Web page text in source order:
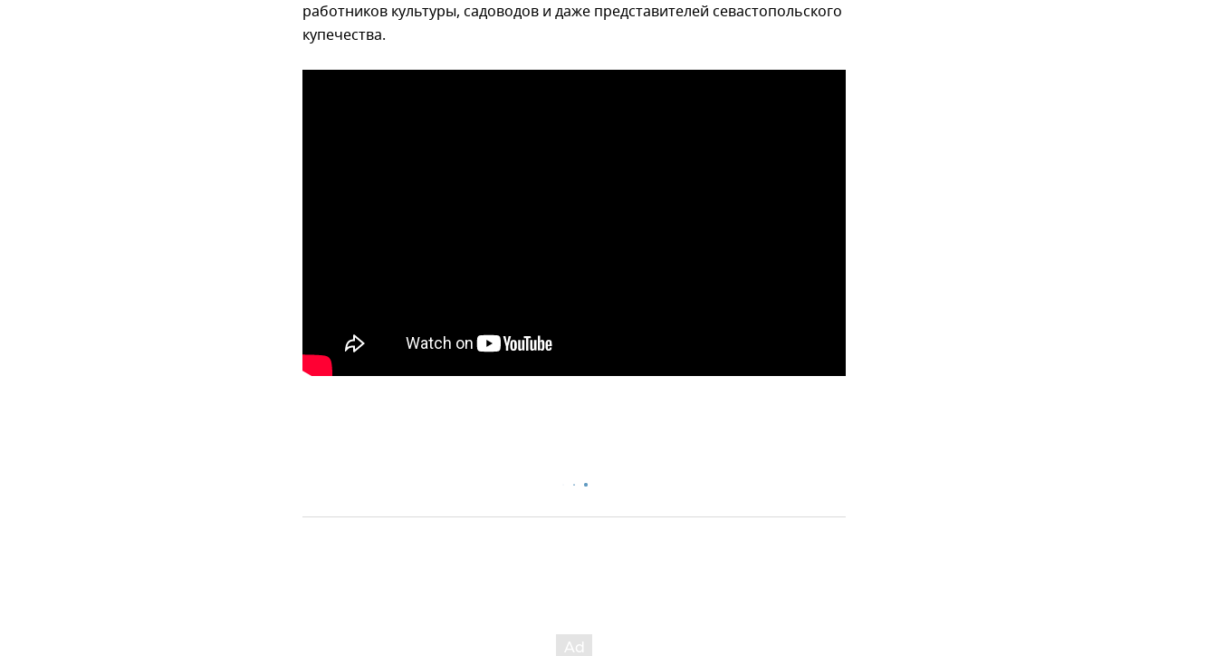
работников культуры, садоводов и даже представителей севастопольского
купечества.